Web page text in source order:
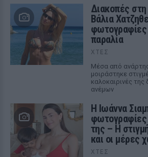
Διακοπές
Βάλια
φωτογραφίες
παραλία
ΧΤΕΣ
Μέσα από
μοιράστηκε
καλοκαιρινές
ανέμων
H Ιωάννα
φωτογραφίες
της – Η
και οι μέρες
ΧΤΕΣ